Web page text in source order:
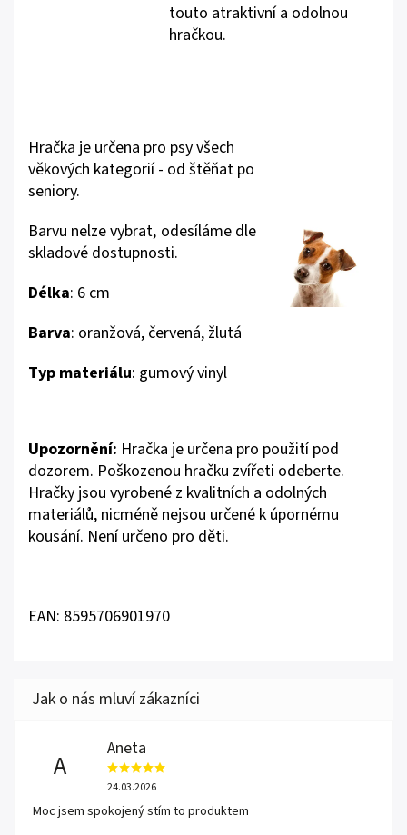
touto atraktivní a odolnou
hračkou.
Hračka je určena pro psy všech
věkových kategorií - od štěňat po
seniory.
Barvu nelze vybrat, odesíláme dle
skladové dostupnosti.
Délka: 6 cm
Barva: oranžová, červená, žlutá
Typ materiálu: gumový vinyl
Upozornění: Hračka je určena pro použití pod
dozorem. Poškozenou hračku zvířeti odeberte.
Hračky jsou vyrobené z kvalitních a odolných
materiálů, nicméně nejsou určené k úpornému
kousání. Není určeno pro děti.
EAN: 8595706901970
A
Aneta
24.03.2026
Moc jsem spokojený stím to produktem